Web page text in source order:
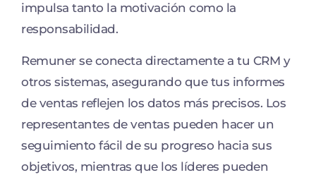
impulsa tanto la motivación como la
responsabilidad.
Remuner se conecta directamente a tu CRM y
otros sistemas, asegurando que tus informes
de ventas reflejen los datos más precisos. Los
representantes de ventas pueden hacer un
seguimiento fácil de su progreso hacia sus
objetivos, mientras que los líderes pueden